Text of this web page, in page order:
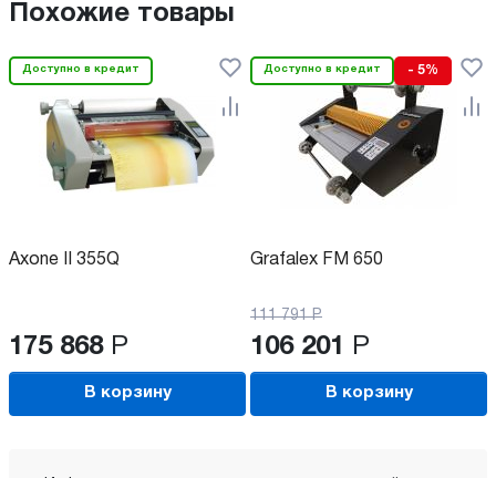
Похожие товары
Доступно в кредит
Axone II 355Q
175 868 Р
В корзину
Доступно в кредит - 5%
Grafalex FM 650
111 791 Р
106 201 Р
В корзину